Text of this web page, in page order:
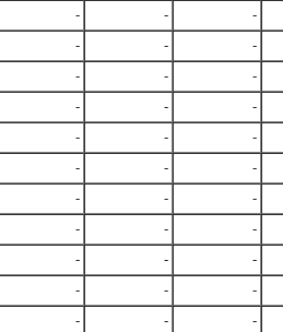
- -
-
- -
-
- -
-
- -
-
- -
-
- -
-
- -
-
- -
-
- -
-
- -
-
- -
-